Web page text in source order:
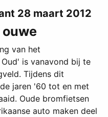
28 maart 2012
van het
is vanavond bij te
Tijdens dit
jaren '60 tot en met
Oude bromfietsen
auto maken deel